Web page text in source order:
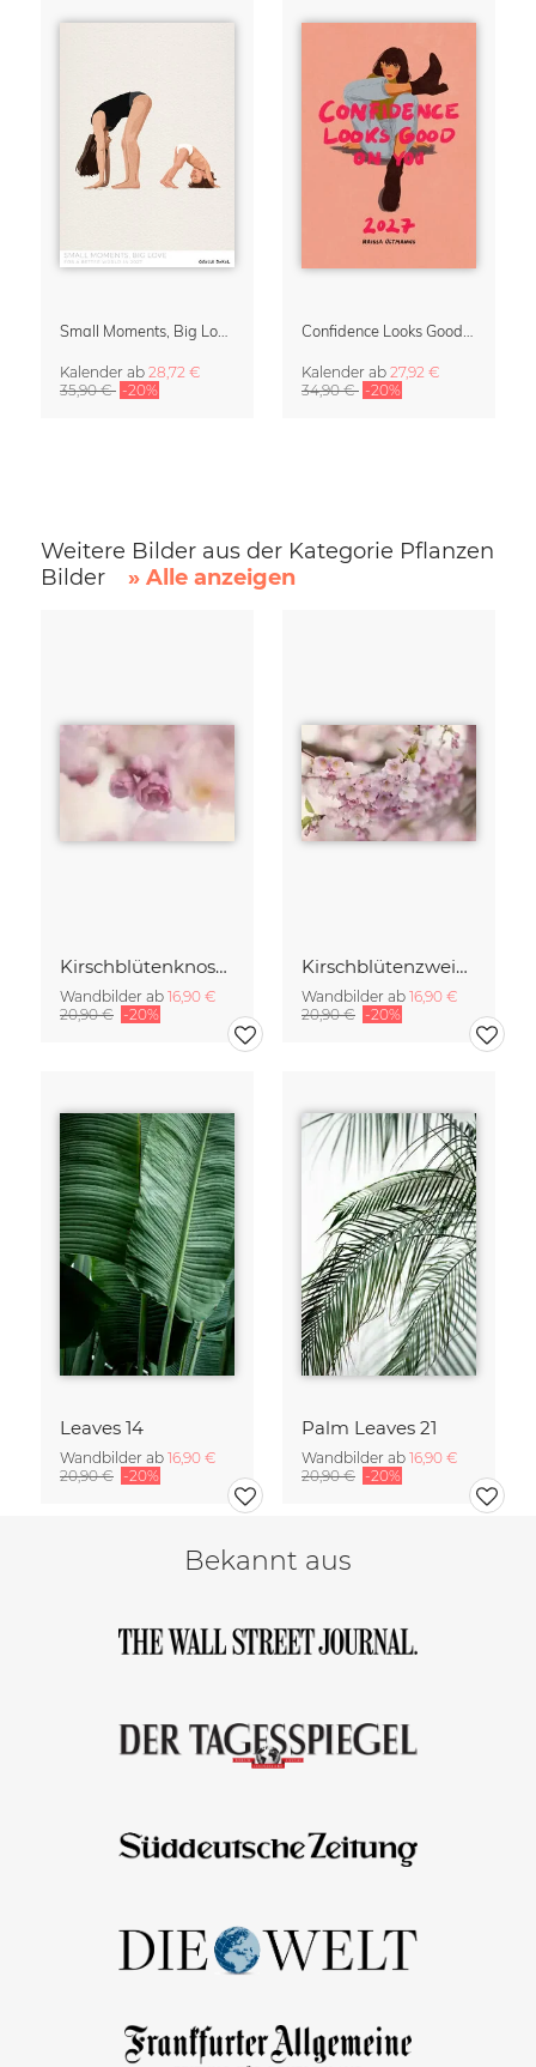
Small Moments, Big Love – Mutterschaftskalender von Giselle Dekel
Kalender ab 28,72 €
35,90 € -20%
Confidence Looks Good On You Kalender 2027
Kalender ab 27,92 €
34,90 € -20%
Weitere Bilder aus der Kategorie Pflanzen
Bilder
» Alle anzeigen
Kirschblütenknospen Doppelbelichtung
Wandbilder ab 16,90 €
20,90 € -20%
Kirschblütenzweig mit vielen Blüten
Wandbilder ab 16,90 €
20,90 € -20%
Leaves 14
Wandbilder ab 16,90 €
20,90 € -20%
Palm Leaves 21
Wandbilder ab 16,90 €
20,90 € -20%
Bekannt aus